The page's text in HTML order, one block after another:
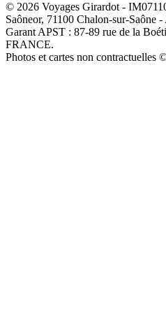
© 2026 Voyages Girardot -
Saôneor, 71100 Chalon-sur-Saône
Garant APST : 87-89 rue de la
FRANCE.
Photos et cartes non contractuelles